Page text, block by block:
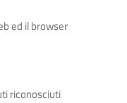
ed il browser
riconosciuti